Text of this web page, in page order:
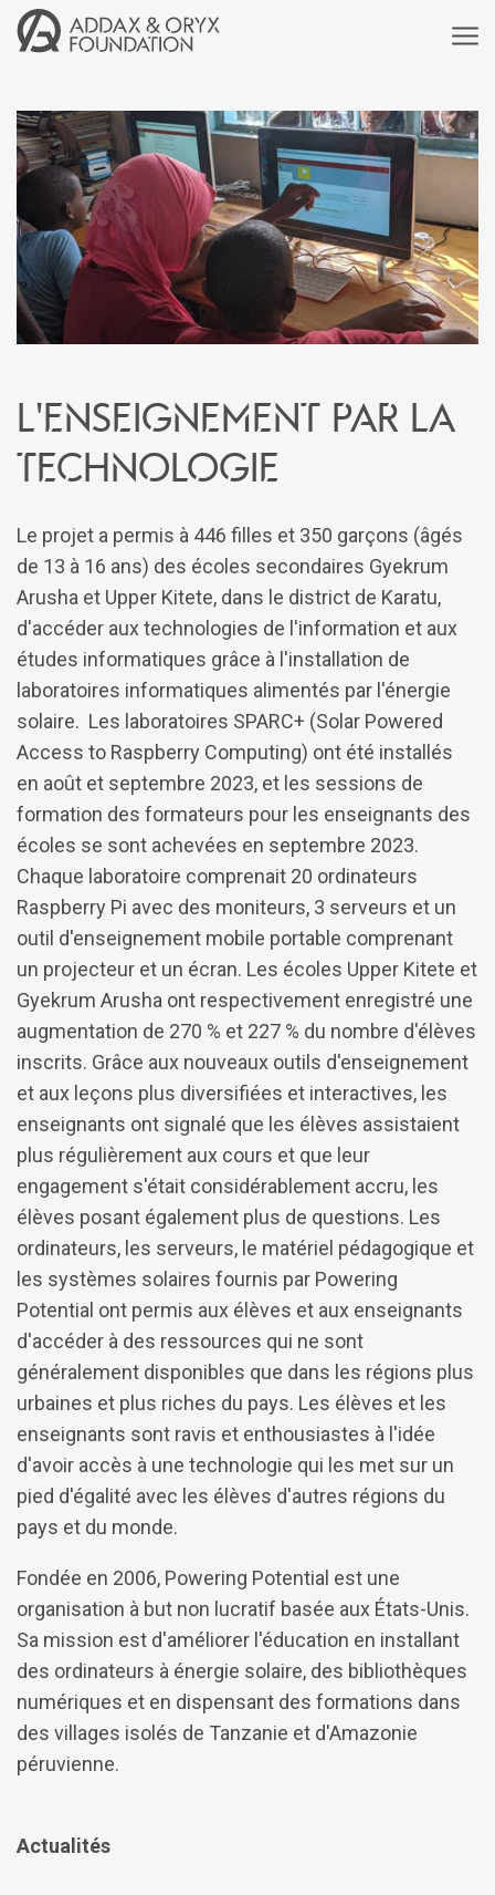
L'enseignement par la
technologie
Le projet a permis à 446 filles et 350 garçons (âgés
de 13 à 16 ans) des écoles secondaires Gyekrum
Arusha et Upper Kitete, dans le district de Karatu,
d'accéder aux technologies de l'information et aux
études informatiques grâce à l'installation de
laboratoires informatiques alimentés par l'énergie
solaire. Les laboratoires SPARC+ (Solar Powered
Access to Raspberry Computing) ont été installés
en août et septembre 2023, et les sessions de
formation des formateurs pour les enseignants des
écoles se sont achevées en septembre 2023.
Chaque laboratoire comprenait 20 ordinateurs
Raspberry Pi avec des moniteurs, 3 serveurs et un
outil d'enseignement mobile portable comprenant
un projecteur et un écran. Les écoles Upper Kitete et
Gyekrum Arusha ont respectivement enregistré une
augmentation de 270 % et 227 % du nombre d'élèves
inscrits. Grâce aux nouveaux outils d'enseignement
et aux leçons plus diversifiées et interactives, les
enseignants ont signalé que les élèves assistaient
plus régulièrement aux cours et que leur
engagement s'était considérablement accru, les
élèves posant également plus de questions. Les
ordinateurs, les serveurs, le matériel pédagogique et
les systèmes solaires fournis par Powering
Potential ont permis aux élèves et aux enseignants
d'accéder à des ressources qui ne sont
généralement disponibles que dans les régions plus
urbaines et plus riches du pays. Les élèves et les
enseignants sont ravis et enthousiastes à l'idée
d'avoir accès à une technologie qui les met sur un
pied d'égalité avec les élèves d'autres régions du
pays et du monde.
Fondée en 2006, Powering Potential est une
organisation à but non lucratif basée aux États-Unis.
Sa mission est d'améliorer l'éducation en installant
des ordinateurs à énergie solaire, des bibliothèques
numériques et en dispensant des formations dans
des villages isolés de Tanzanie et d'Amazonie
péruvienne.
Actualités